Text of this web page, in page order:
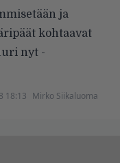
ja
kohtaavat
nyt -
18:13 Mirko Siikaluoma